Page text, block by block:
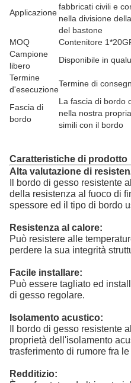
Applicazione
fabbricati civili e
nella divisione
del bastone
MOQ
Contenitore
Campione
libero
Disponibile in
Termine
d'esecuzione
Termine di
Fascia di
bordo
La fascia di bordo
nella nostra
simili con il bordo
Caratteristiche di prodotto
Alta valutazione di
Il bordo di gesso resistente
della resistenza al fuoco di
spessore ed il tipo di bordo
Resistenza al calore:
Può resistere alle
perdere la sua integrità
Facile installare:
Può essere tagliato ed
di gesso regolare.
Isolamento acustico:
Il bordo di gesso resistente
proprietà dell'isolamento
trasferimento di rumore fra
Redditizio: